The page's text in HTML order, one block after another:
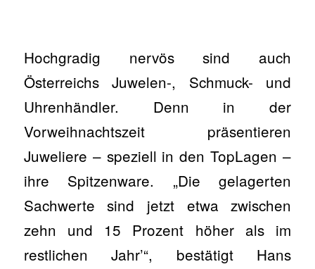
Hochgradig nervös sind auch
Österreichs Juwelen-, Schmuck- und
Uhrenhändler. Denn in der
Vorweihnachtszeit präsentieren
Juweliere – speziell in den Top­Lagen –
ihre Spitzenware. „Die gelagerten
Sachwerte sind jetzt etwa zwischen
zehn und 15 Prozent höher als im
restlichen Jahr’“, bestätigt Hans